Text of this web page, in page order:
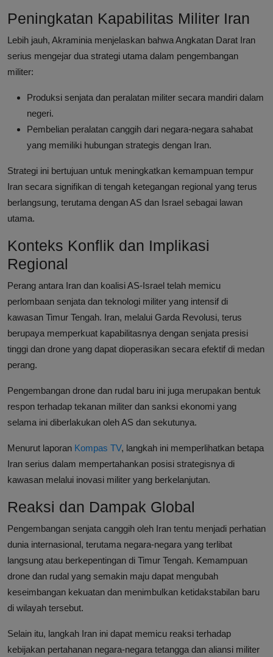
Peningkatan Kapabilitas Militer Iran
Lebih jauh, Akraminia menjelaskan bahwa Angkatan Darat Iran
serius mengejar dua strategi utama dalam pengembangan
militer:
Produksi senjata dan peralatan militer secara mandiri dalam
negeri.
Pembelian peralatan canggih dari negara-negara sahabat
yang memiliki hubungan strategis dengan Iran.
Strategi ini bertujuan untuk meningkatkan kemampuan tempur
Iran secara signifikan di tengah ketegangan regional yang terus
berlangsung, terutama dengan AS dan Israel sebagai lawan
utama.
Konteks Konflik dan Implikasi
Regional
Perang antara Iran dan koalisi AS-Israel telah memicu
perlombaan senjata dan teknologi militer yang intensif di
kawasan Timur Tengah. Iran, melalui Garda Revolusi, terus
berupaya memperkuat kapabilitasnya dengan senjata presisi
tinggi dan drone yang dapat dioperasikan secara efektif di medan
perang.
Pengembangan drone dan rudal baru ini juga merupakan bentuk
respon terhadap tekanan militer dan sanksi ekonomi yang
selama ini diberlakukan oleh AS dan sekutunya.
Menurut laporan Kompas TV, langkah ini memperlihatkan betapa
Iran serius dalam mempertahankan posisi strategisnya di
kawasan melalui inovasi militer yang berkelanjutan.
Reaksi dan Dampak Global
Pengembangan senjata canggih oleh Iran tentu menjadi perhatian
dunia internasional, terutama negara-negara yang terlibat
langsung atau berkepentingan di Timur Tengah. Kemampuan
drone dan rudal yang semakin maju dapat mengubah
keseimbangan kekuatan dan menimbulkan ketidakstabilan baru
di wilayah tersebut.
Selain itu, langkah Iran ini dapat memicu reaksi terhadap
kebijakan pertahanan negara-negara tetangga dan aliansi militer